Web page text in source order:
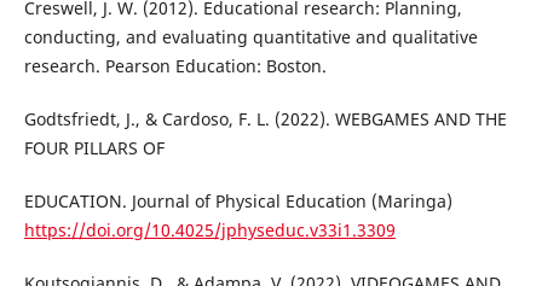
Creswell, J. W. (2012). Educational research: Planning,
conducting, and evaluating quantitative and qualitative
research. Pearson Education: Boston.
Godtsfriedt, J., & Cardoso, F. L. (2022). WEBGAMES AND THE
FOUR PILLARS OF
EDUCATION. Journal of Physical Education (Maringa)
https://doi.org/10.4025/jphyseduc.v33i1.3309